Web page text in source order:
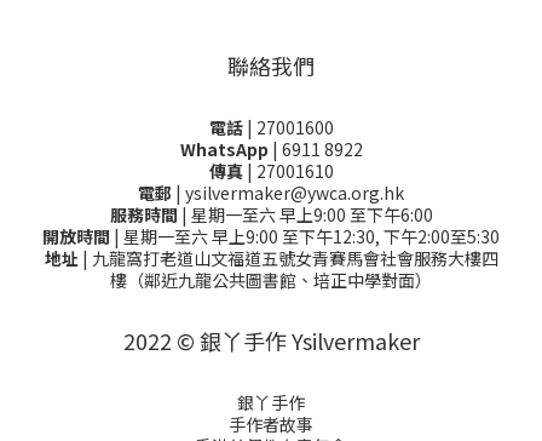
聯絡我們
電話 | 27001600
WhatsApp | 6911 8922
傳真| 27001610
電郵 | ysilvermaker@ywca.org.hk
服務時間 | 星期一至六 早上9:00 至下午6:00
開放時間 | 星期一至六 早上9:00 至下午12:30, 下午2:00至5:30
地址 | 九龍窩打老道山文福道五號女青賽馬會社會服務大樓四
樓（鄰近九龍公共圖書館、培正中學對面）
2022 © 銀丫手作 Ysilvermaker
銀丫手作
手作者故事